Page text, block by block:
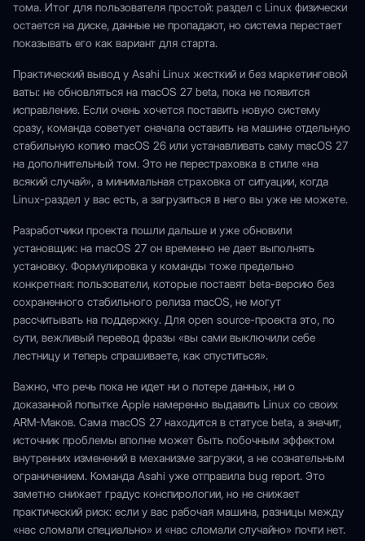
тома. Итог для пользователя простой: раздел с Linux физически
остается на диске, данные не пропадают, но система перестает
показывать его как вариант для старта.
Практический вывод у Asahi Linux жесткий и без маркетинговой
ваты: не обновляться на macOS 27 beta, пока не появится
исправление. Если очень хочется поставить новую систему
сразу, команда советует сначала оставить на машине отдельную
стабильную копию macOS 26 или устанавливать саму macOS 27
на дополнительный том. Это не перестраховка в стиле «на
всякий случай», а минимальная страховка от ситуации, когда
Linux-раздел у вас есть, а загрузиться в него вы уже не можете.
Разработчики проекта пошли дальше и уже обновили
установщик: на macOS 27 он временно не дает выполнять
установку. Формулировка у команды тоже предельно
конкретная: пользователи, которые поставят beta-версию без
сохраненного стабильного релиза macOS, не могут
рассчитывать на поддержку. Для open source-проекта это, по
сути, вежливый перевод фразы «вы сами выключили себе
лестницу и теперь спрашиваете, как спуститься».
Важно, что речь пока не идет ни о потере данных, ни о
доказанной попытке Apple намеренно выдавить Linux со своих
ARM-Маков. Сама macOS 27 находится в статусе beta, а значит,
источник проблемы вполне может быть побочным эффектом
внутренних изменений в механизме загрузки, а не сознательным
ограничением. Команда Asahi уже отправила bug report. Это
заметно снижает градус конспирологии, но не снижает
практический риск: если у вас рабочая машина, разницы между
«нас сломали специально» и «нас сломали случайно» почти нет.